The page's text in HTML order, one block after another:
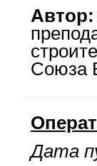
Автор:
Союза
Дата